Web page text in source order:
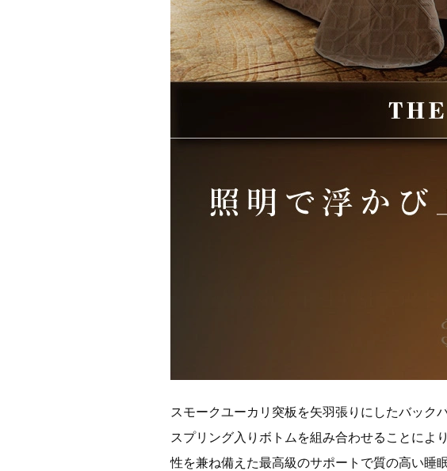
スモークユーカリ突板を矢羽張りにしたバック
スプリング入りボトムを組み合わせることによ
性を兼ね備えた最高級のサポートで質の高い睡